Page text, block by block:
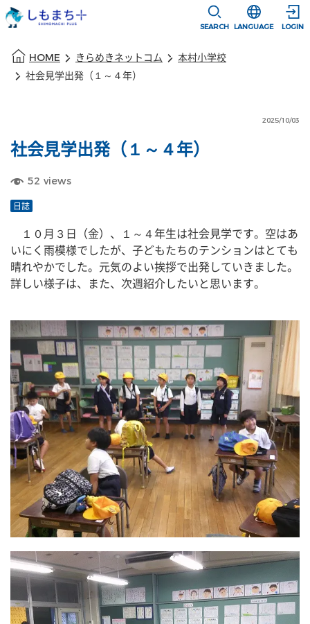
SEARCH
選択すると言
LANGUAGE LOGIN
HOME きらめきネットコム
本村小学校
社会見学出発（１～４年）
2025/10/03
社会見学出発（１～４年）
52 views
日誌
１０月３日（金）、１～４年生は社会見学です。空はあ
いにく雨模様でしたが、子どもたちのテンションはとても
晴れやかでした。元気のよい挨拶で出発していきました。
詳しい様子は、また、次週紹介したいと思います。